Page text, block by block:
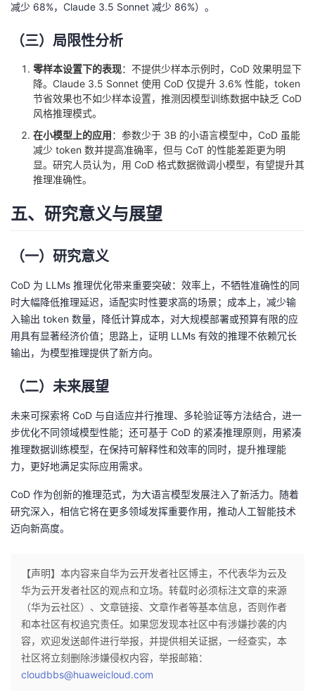
减少 68%，Claude 3.5 Sonnet 减少 86%）。
（三）局限性分析
零样本设置下的表现：不提供少样本示例时，CoD 效果明显下
降。Claude 3.5 Sonnet 使用 CoD 仅提升 3.6% 性能，token
节省效果也不如少样本设置，推测因模型训练数据中缺乏 CoD
风格推理模式。
在小模型上的应用：参数少于 3B 的小语言模型中，CoD 虽能
减少 token 数并提高准确率，但与 CoT 的性能差距更为明
显。研究人员认为，用 CoD 格式数据微调小模型，有望提升其
推理准确性。
五、研究意义与展望
（一）研究意义
CoD 为 LLMs 推理优化带来重要突破：效率上，不牺牲准确性的同
时大幅降低推理延迟，适配实时性要求高的场景；成本上，减少输
入输出 token 数量，降低计算成本，对大规模部署或预算有限的应
用具有显著经济价值；思路上，证明 LLMs 有效的推理不依赖冗长
输出，为模型推理提供了新方向。
（二）未来展望
未来可探索将 CoD 与自适应并行推理、多轮验证等方法结合，进一
步优化不同领域模型性能；还可基于 CoD 的紧凑推理原则，用紧凑
推理数据训练模型，在保持可解释性和效率的同时，提升推理能
力，更好地满足实际应用需求。
CoD 作为创新的推理范式，为大语言模型发展注入了新活力。随着
研究深入，相信它将在更多领域发挥重要作用，推动人工智能技术
迈向新高度。
【声明】本内容来自华为云开发者社区博主，不代表华为云及
华为云开发者社区的观点和立场。转载时必须标注文章的来源
（华为云社区）、文章链接、文章作者等基本信息，否则作者
和本社区有权追究责任。如果您发现本社区中有涉嫌抄袭的内
容，欢迎发送邮件进行举报，并提供相关证据，一经查实，本
社区将立刻删除涉嫌侵权内容，举报邮箱：
cloudbbs@huaweicloud.com